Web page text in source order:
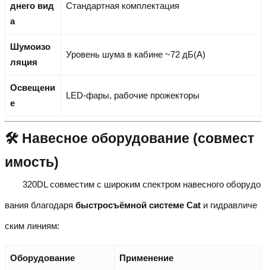
днего вид
а
Стандартная комплектация
Шумоизо
ляция
Уровень шума в кабине ~72 дБ(А)
Освещени
е
LED-фары, рабочие прожекторы
🛠️ Навесное оборудование (совмест
имость)
320DL совместим с широким спектром навесного оборудо
вания благодаря быстросъёмной системе Cat и гидравличе
ским линиям:
Оборудование Применение